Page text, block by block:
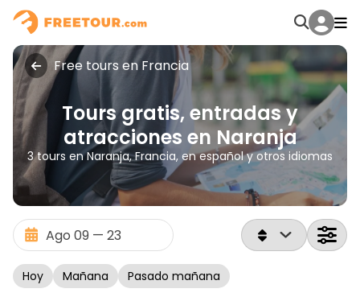
Free tours en Francia
Tours gratis, entradas y
atracciones en Naranja
3 tours en Naranja, Francia, en español y otros idiomas
Hoy Mañana Pasado mañana